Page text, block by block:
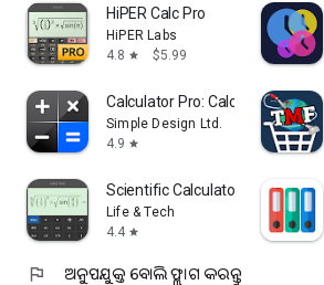
HiPER Calc Pro
HiPER Labs
4.8 star $5.99
Calculator Pro: Calculator App
Simple Design Ltd.
4.9 star
Scientific Calculator
Life & Tech
4.4 star
flag ଅନୁପଯୁକ୍ତ ବୋଲି ଫ୍ଲାଗ କରନ୍ତୁ